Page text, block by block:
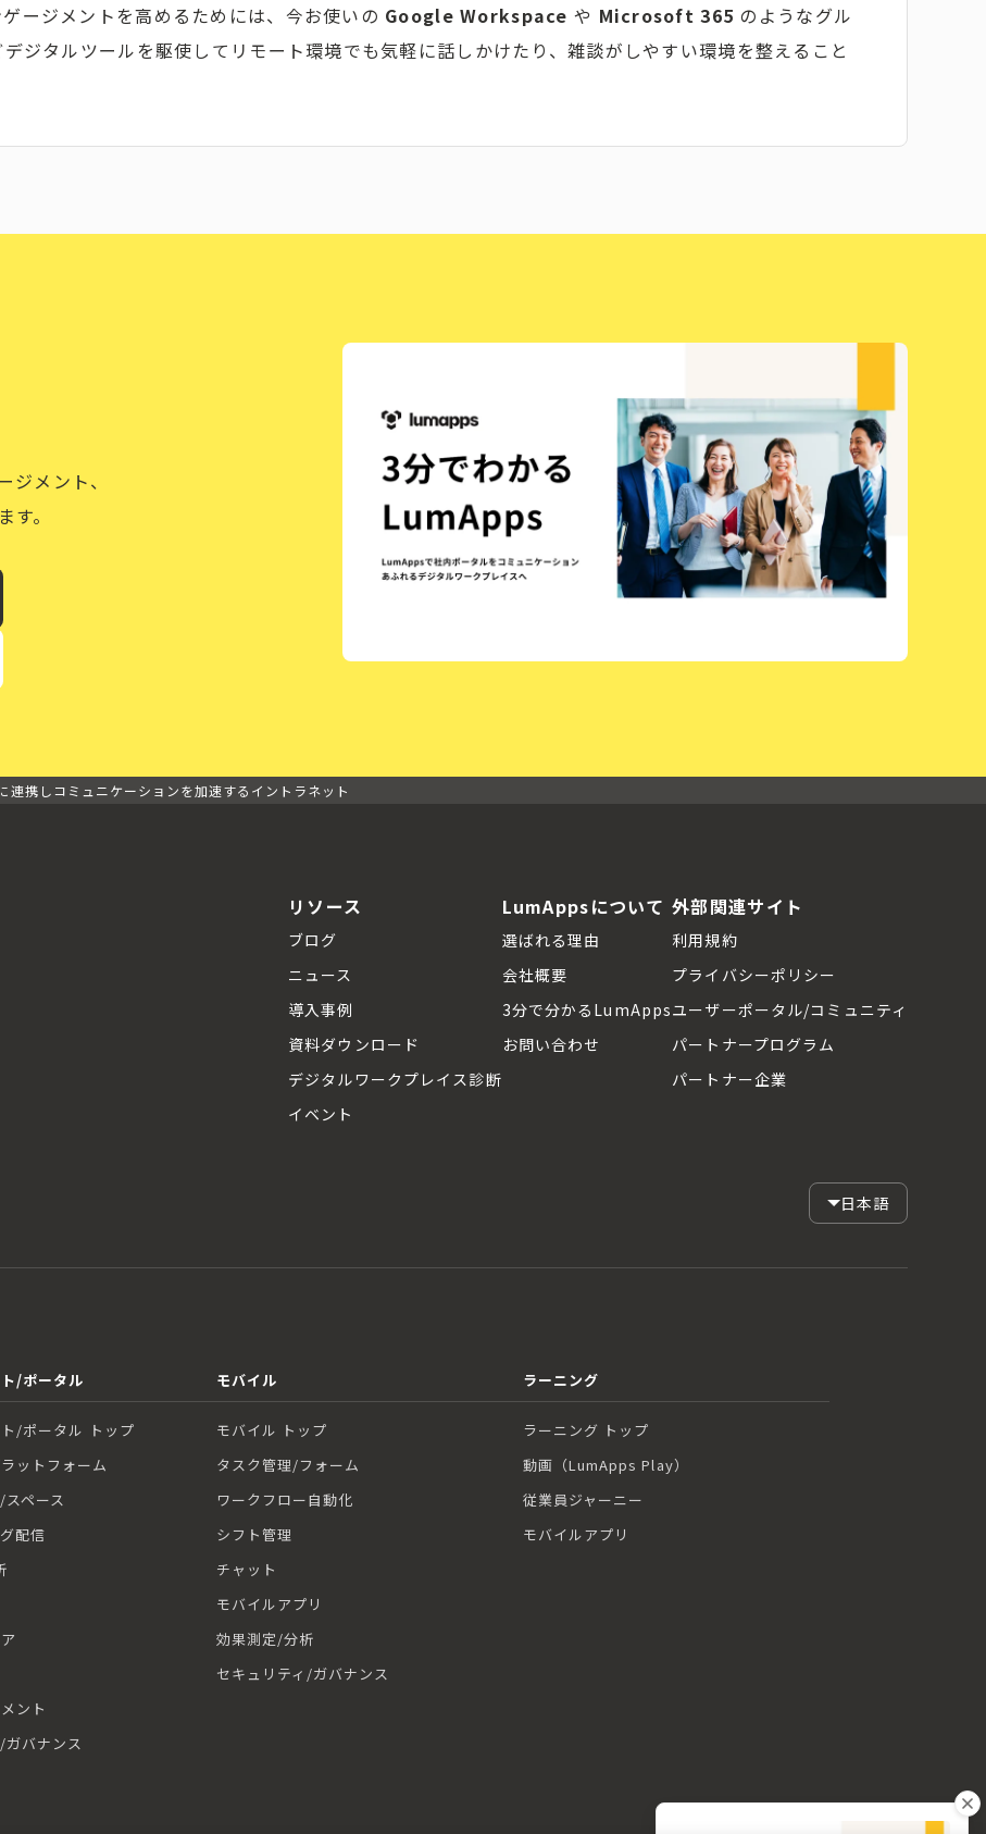
ージメントを高めるためには、今お使いの Google Workspace や Microsoft 365 のようなグル
ジタルツールを駆使してリモート環境でも気軽に話しかけたり、雑談がしやすい環境を整えること
メント、
。
携しコミュニケーションを加速するイントラネット
リソース
ブログ
ニュース
導入事例
資料ダウンロード
デジタルワークプレイス診断
イベント
LumAppsについて
選ばれる理由
会社概要
3分で分かるLumApps
お問い合わせ
外部関連サイト
利用規約
プライバシーポリシー
ユーザーポータル/コミュニティ
パートナープログラム
パートナー企業
日本語
/ポータル
/ポータル トップ
ットフォーム
ペース
配信
ント
バナンス
モバイル
モバイル トップ
タスク管理/フォーム
ワークフロー自動化
シフト管理
チャット
モバイルアプリ
効果測定/分析
セキュリティ/ガバナンス
ラーニング
ラーニング トップ
動画（LumApps Play）
従業員ジャーニー
モバイルアプリ